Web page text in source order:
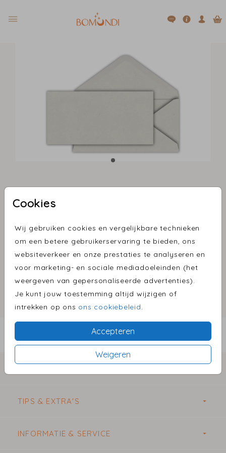
Cookies
Wij gebruiken cookies en vergelijkbare technieken
om een betere gebruikerservaring te bieden, ons
websiteverkeer en onze prestaties te analyseren en
voor marketing- en sociale mediadoeleinden (het
weergeven van gepersonaliseerde advertenties).
Je kunt jouw toestemming altijd wijzigen of
intrekken op ons ons cookiebeleid.
Accepteren
Weigeren
Naturel (recycled) 22 X 11
Omschrijving
naturel (recycled) 22 x 11
Prijs: € 0,45 per 1
BESTEL EEN PROEFDRUK VANAF €1,00
TIPS & EXTRA'S
INFORMATIE & SERVICE